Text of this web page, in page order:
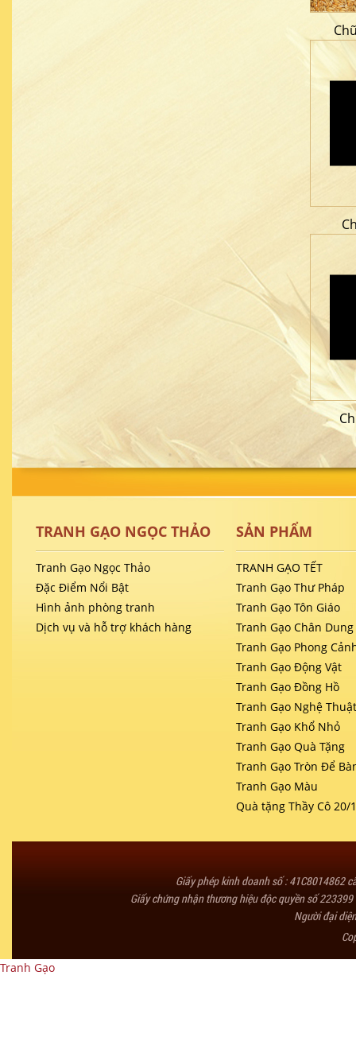
TRANH GẠO NGỌC THẢO
Tranh Gạo Ngọc Thảo
Đặc Điểm Nổi Bật
Hình ảnh phòng tranh
Dịch vụ và hỗ trợ khách hàng
SẢN PHẨM
TRANH GẠO TẾT
Tranh Gạo Thư Pháp
Tranh Gạo Tôn Giáo
Tranh Gạo Chân Dung
Tranh Gạo Phong
Tranh Gạo Động Vật
Tranh Gạo Đồng Hồ
Tranh Gạo Nghệ
Tranh Gạo Khổ Nhỏ
Tranh Gạo Quà Tặng
Tranh Gạo Tròn Để
Tranh Gạo Màu
Quà tặng Thầy Cô 20/
Giấy phép kinh doanh số : 41C8014862
Giấy chứng nhận thương hiệu độc quyền số
Người đại
Tranh Gạo